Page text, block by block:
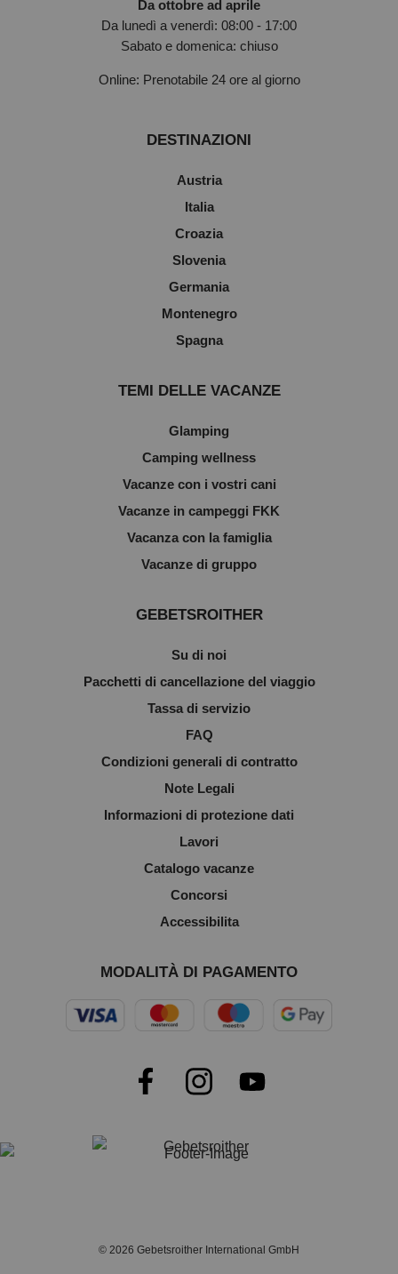
Da ottobre ad aprile
Da lunedì a venerdì: 08:00 - 17:00
Sabato e domenica: chiuso
Online: Prenotabile 24 ore al giorno
DESTINAZIONI
Austria
Italia
Croazia
Slovenia
Germania
Montenegro
Spagna
TEMI DELLE VACANZE
Glamping
Camping wellness
Vacanze con i vostri cani
Vacanze in campeggi FKK
Vacanza con la famiglia
Vacanze di gruppo
GEBETSROITHER
Su di noi
Pacchetti di cancellazione del viaggio
Tassa di servizio
FAQ
Condizioni generali di contratto
Note Legali
Informazioni di protezione dati
Lavori
Catalogo vacanze
Concorsi
Accessibilita
MODALITÀ DI PAGAMENTO
© 2026 Gebetsroither International GmbH